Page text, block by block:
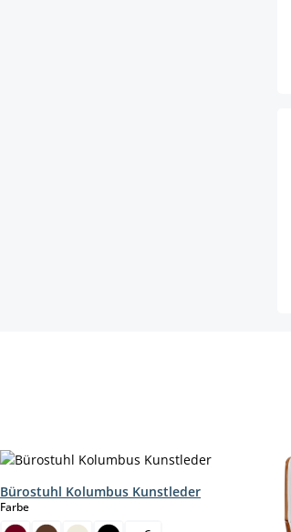
Bürostuhl Kolumbus Kunstleder
Farbeauswählen